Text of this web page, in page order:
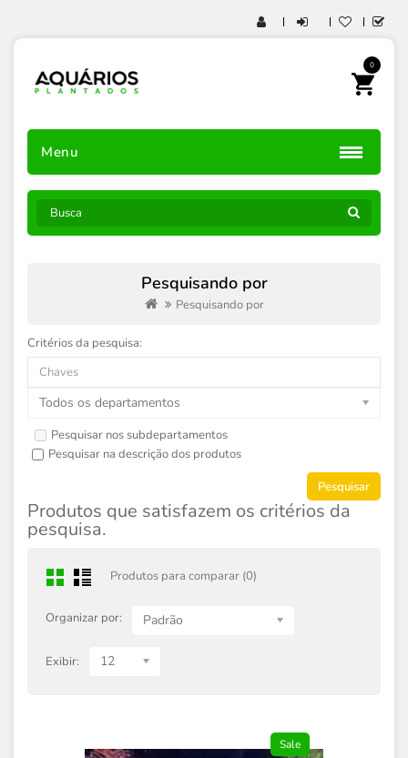
0
Menu
Pesquisando por
Pesquisando por
Critérios da pesquisa:
Todos os departamentos
Pesquisar nos subdepartamentos
Pesquisar na descrição dos produtos
Produtos que satisfazem os critérios da
pesquisa.
Produtos para comparar (0)
Organizar por: Padrão
Exibir: 12
Sale